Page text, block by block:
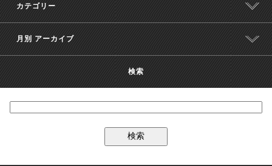
カテゴリー
月別 アーカイブ
検索